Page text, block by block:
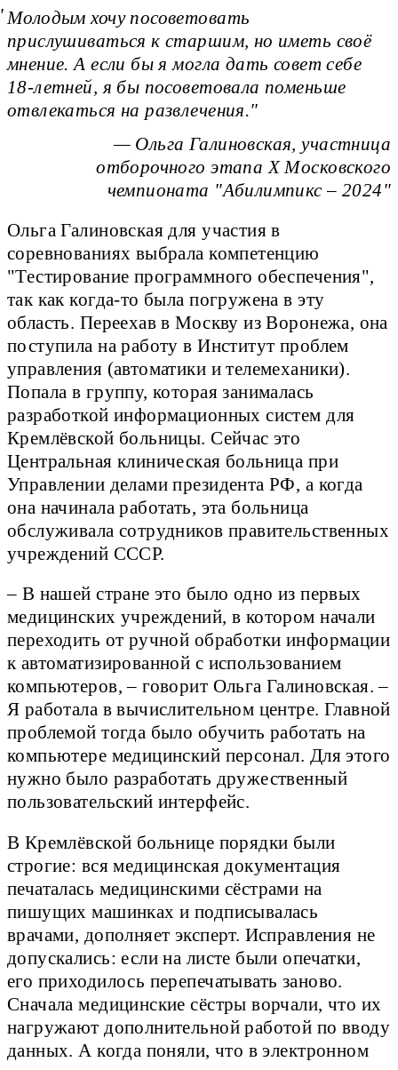
Молодым хочу посоветовать
прислушиваться к старшим, но иметь своё
мнение. А если бы я могла дать совет себе
18-летней, я бы посоветовала поменьше
отвлекаться на развлечения.
— Ольга Галиновская, участница
отборочного этапа Х Московского
чемпионата "Абилимпикс – 2024"
Ольга Галиновская для участия в
соревнованиях выбрала компетенцию
"Тестирование программного обеспечения",
так как когда-то была погружена в эту
область. Переехав в Москву из Воронежа, она
поступила на работу в Институт проблем
управления (автоматики и телемеханики).
Попала в группу, которая занималась
разработкой информационных систем для
Кремлёвской больницы. Сейчас это
Центральная клиническая больница при
Управлении делами президента РФ, а когда
она начинала работать, эта больница
обслуживала сотрудников правительственных
учреждений СССР.
– В нашей стране это было одно из первых
медицинских учреждений, в котором начали
переходить от ручной обработки информации
к автоматизированной с использованием
компьютеров, – говорит Ольга Галиновская. –
Я работала в вычислительном центре. Главной
проблемой тогда было обучить работать на
компьютере медицинский персонал. Для этого
нужно было разработать дружественный
пользовательский интерфейс.
В Кремлёвской больнице порядки были
строгие: вся медицинская документация
печаталась медицинскими сёстрами на
пишущих машинках и подписывалась
врачами, дополняет эксперт. Исправления не
допускались: если на листе были опечатки,
его приходилось перепечатывать заново.
Сначала медицинские сёстры ворчали, что их
нагружают дополнительной работой по вводу
данных. А когда поняли, что в электронном